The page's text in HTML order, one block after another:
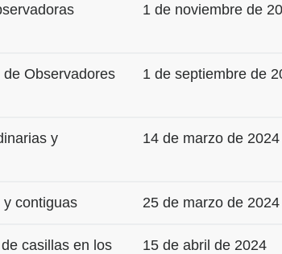
1 de noviembre de
Observadores 1 de septiembre de
y 14 de marzo de 2024
contiguas 25 de marzo de 2024
casillas en los
15 de abril de 2024